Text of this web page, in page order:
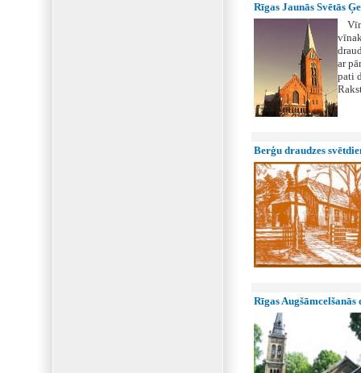
Rīgas Jaunās Svētās
ar
pati
Berģu draudzes
Rīgas Augšāmcelšanās